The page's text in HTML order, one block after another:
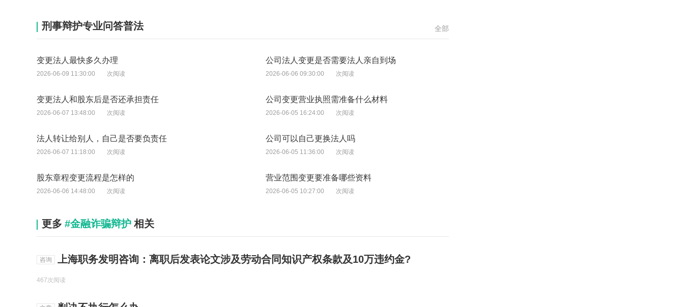
刑事辩护专业问答普法 全部
变更法人最快多久办理
2026-06-09 11:30:00 次阅读
变更法人和股东后是否还承担责任
2026-06-07 13:48:00 次阅读
法人转让给别人，自己是否要负责任
2026-06-07 11:18:00 次阅读
股东章程变更流程是怎样的
2026-06-06 14:48:00 次阅读
公司法人变更是否需要法人亲自到场
2026-06-06 09:30:00 次阅读
公司变更营业执照需准备什么材料
2026-06-05 16:24:00 次阅读
公司可以自己更换法人吗
2026-06-05 11:36:00 次阅读
营业范围变更要准备哪些资料
2026-06-05 10:27:00 次阅读
更多 #金融诈骗辩护 相关
咨询 上海职务发明咨询：离职后发表论文涉及劳动合同知识产权条款及10万违约金?
467次阅读